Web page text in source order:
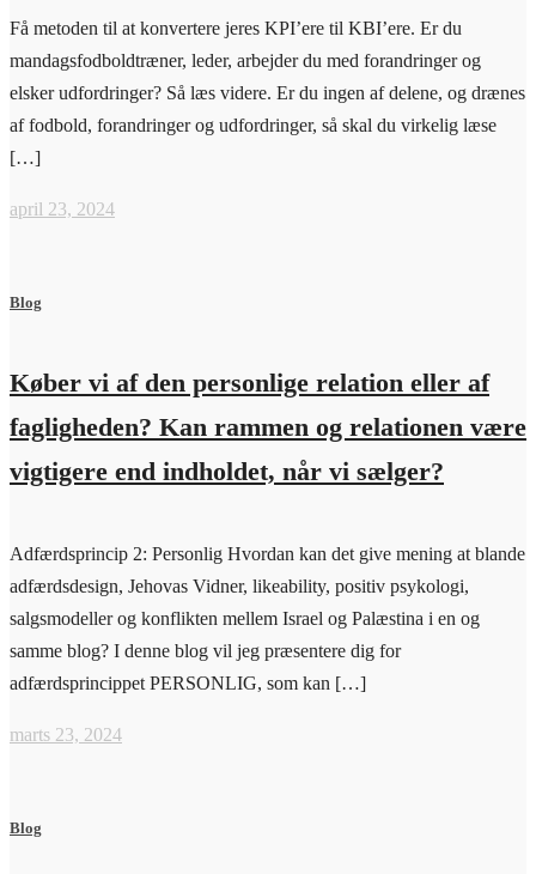
Få metoden til at konvertere jeres KPI’ere til KBI’ere. Er du
mandagsfodboldtræner, leder, arbejder du med forandringer og
elsker udfordringer? Så læs videre. Er du ingen af delene, og drænes
af fodbold, forandringer og udfordringer, så skal du virkelig læse
[…]
april 23, 2024
Blog
Køber vi af den personlige relation eller af
fagligheden? Kan rammen og relationen være
vigtigere end indholdet, når vi sælger?
Adfærdsprincip 2: Personlig Hvordan kan det give mening at blande
adfærdsdesign, Jehovas Vidner, likeability, positiv psykologi,
salgsmodeller og konflikten mellem Israel og Palæstina i en og
samme blog? I denne blog vil jeg præsentere dig for
adfærdsprincippet PERSONLIG, som kan […]
marts 23, 2024
Blog